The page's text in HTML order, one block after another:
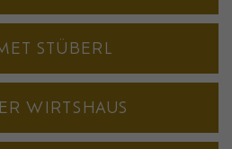
STÜBERL
WIRTSHAUS